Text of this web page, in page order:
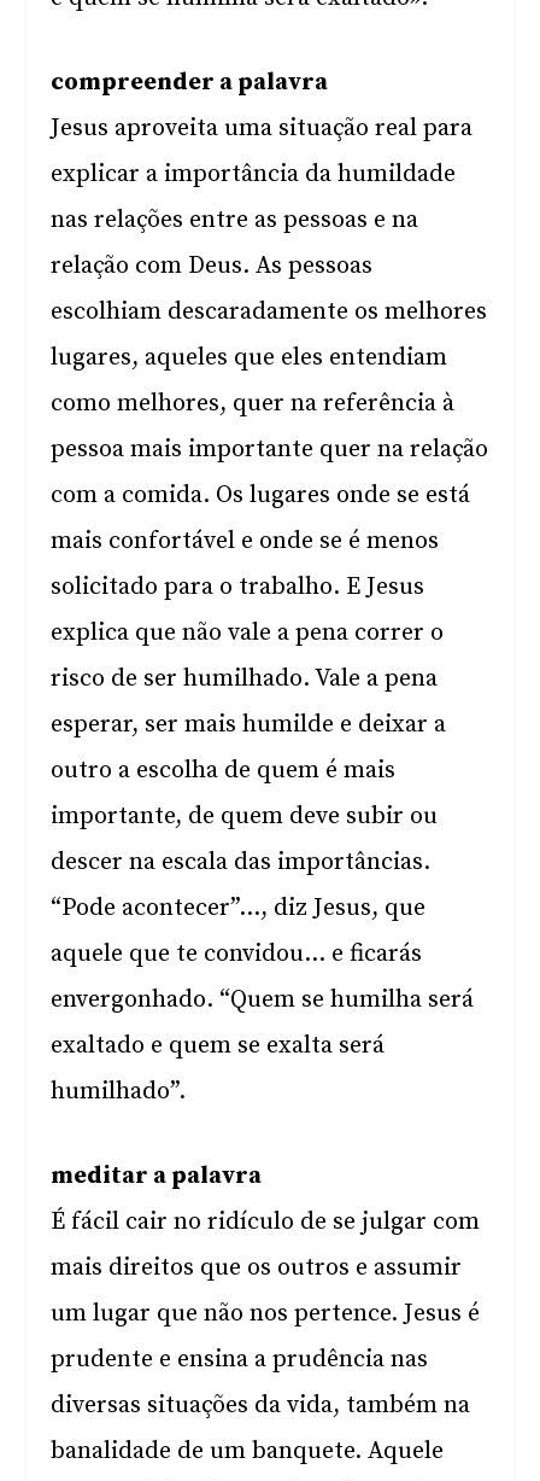
compreender a palavra
Jesus aproveita uma situação real para
explicar a importância da humildade
nas relações entre as pessoas e na
relação com Deus. As pessoas
escolhiam descaradamente os melhores
lugares, aqueles que eles entendiam
como melhores, quer na referência à
pessoa mais importante quer na relação
com a comida. Os lugares onde se está
mais confortável e onde se é menos
solicitado para o trabalho. E Jesus
explica que não vale a pena correr o
risco de ser humilhado. Vale a pena
esperar, ser mais humilde e deixar a
outro a escolha de quem é mais
importante, de quem deve subir ou
descer na escala das importâncias.
“Pode acontecer”…, diz Jesus, que
aquele que te convidou… e ficarás
envergonhado. “Quem se humilha será
exaltado e quem se exalta será
humilhado”.
meditar a palavra
É fácil cair no ridículo de se julgar com
mais direitos que os outros e assumir
um lugar que não nos pertence. Jesus é
prudente e ensina a prudência nas
diversas situações da vida, também na
banalidade de um banquete. Aquele